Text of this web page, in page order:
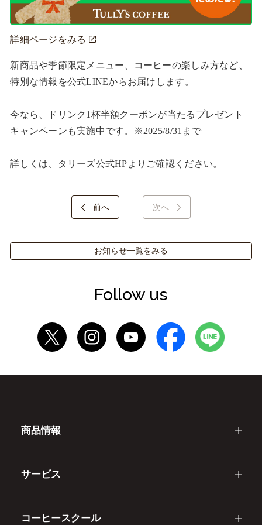
詳細ページをみる
新商品や季節限定メニュー、コーヒーの楽しみ方など、
特別な情報を公式LINEからお届けします。
今なら、ドリンク1杯半額クーポンが当たるプレゼント
キャンペーンも実施中です。※2025/8/31まで
詳しくは、タリーズ公式HPよりご確認ください。
前へ 次へ
お知らせ一覧をみる
Follow us
商品情報
サービス
コーヒースクール